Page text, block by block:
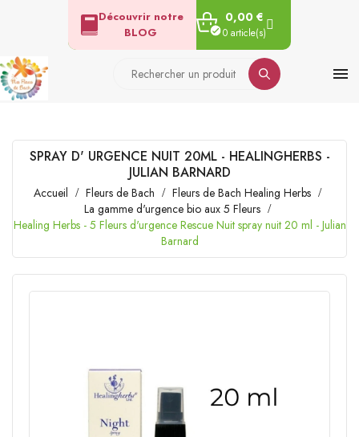
Découvrir notre
BLOG
0,00 €
0 article(s)

SPRAY D' URGENCE NUIT 20ML - HEALINGHERBS -
JULIAN BARNARD
Accueil Fleurs de Bach
Fleurs de Bach Healing Herbs
La gamme d'urgence bio aux 5 Fleurs
Healing Herbs - 5 Fleurs d'urgence Rescue Nuit spray nuit 20 ml - Julian
Barnard